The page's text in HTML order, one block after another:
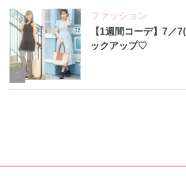
ファッション
【1週間コーデ】7／
ックアップ♡